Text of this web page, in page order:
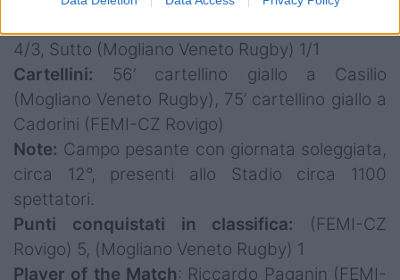
4/3, Sutto (Mogliano Veneto Rugby) 1/1
Cartellini: 56’ cartellino giallo a Casilio
(Mogliano Veneto Rugby), 75’ cartellino giallo a
Cadorini (FEMI-CZ Rovigo)
Note: Campo pesante con giornata soleggiata,
circa 12°, presenti allo Stadio circa 1100
spettatori.
Punti conquistati in classifica: (FEMI-CZ
Rovigo) 5, (Mogliano Veneto Rugby) 1
Player of the Match: Riccardo Paganin (FEMI-